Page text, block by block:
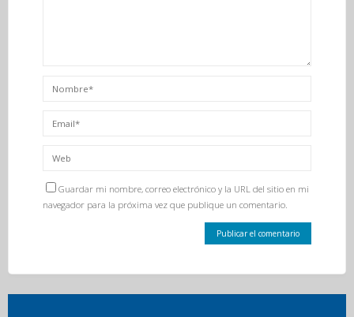
Guardar mi nombre, correo electrónico y la URL del sitio en mi
navegador para la próxima vez que publique un comentario.